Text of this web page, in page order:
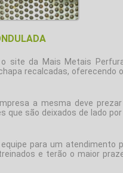
site da Mais Metais
recalcadas, oferecendo
a mesma deve
que são deixados de lado
para um atendimento
e terão o maior